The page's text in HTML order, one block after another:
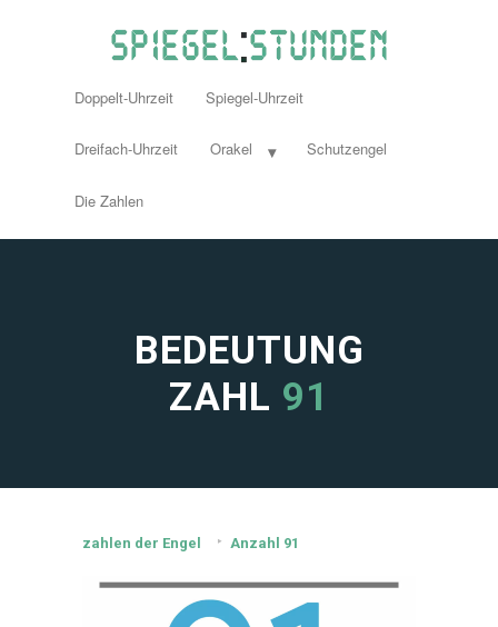
Doppelt-Uhrzeit Spiegel-Uhrzeit
Dreifach-Uhrzeit Orakel Schutzengel
Die Zahlen
BEDEUTUNG
ZAHL 91
zahlen der Engel Anzahl 91